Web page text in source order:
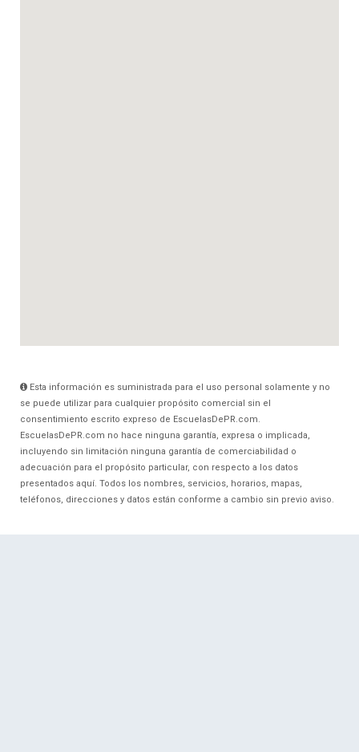
Esta información es suministrada para el uso personal solamente y no
se puede utilizar para cualquier propósito comercial sin el
consentimiento escrito expreso de EscuelasDePR.com.
EscuelasDePR.com no hace ninguna garantía, expresa o implicada,
incluyendo sin limitación ninguna garantía de comerciabilidad o
adecuación para el propósito particular, con respecto a los datos
presentados aquí. Todos los nombres, servicios, horarios, mapas,
teléfonos, direcciones y datos están conforme a cambio sin previo aviso.